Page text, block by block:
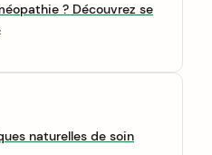
? Découvrez se
naturelles de soin